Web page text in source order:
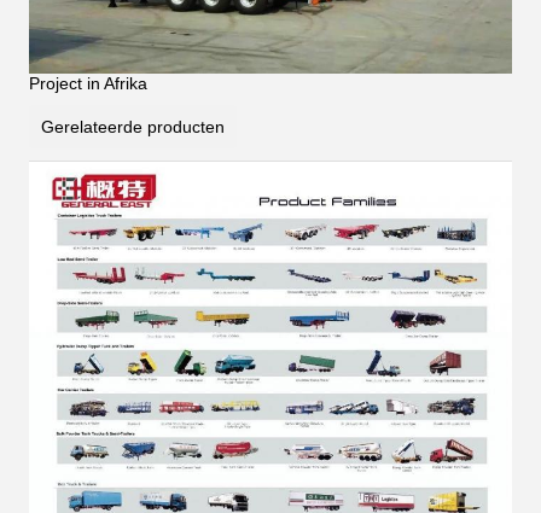
Project in Afrika
Gerelateerde producten